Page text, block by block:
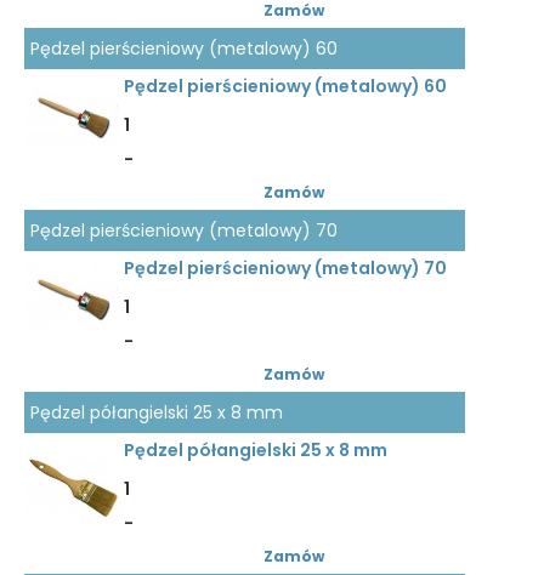
Zamów
Pędzel pierścieniowy (metalowy) 60
Pędzel pierścieniowy (metalowy) 60
1
-
Zamów
Pędzel pierścieniowy (metalowy) 70
Pędzel pierścieniowy (metalowy) 70
1
-
Zamów
Pędzel półangielski 25 x 8 mm
Pędzel półangielski 25 x 8 mm
1
-
Zamów